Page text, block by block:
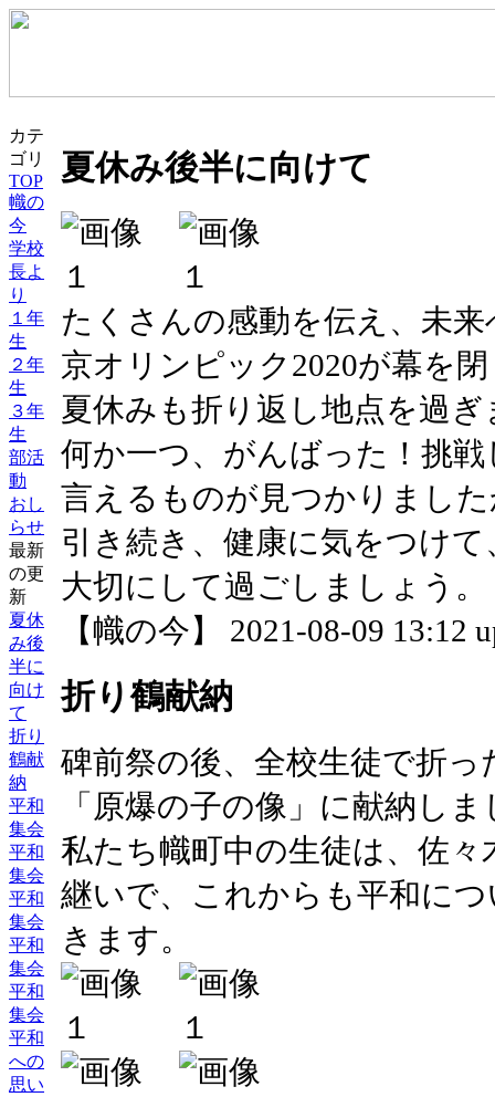
カテ
ゴリ
TOP
幟の
今
学校
長よ
り
１年
生
２年
生
３年
生
部活
動
おし
らせ
最新
の更
新
夏休
み後
半に
向け
て
折り
鶴献
納
平和
集会
平和
集会
平和
集会
平和
集会
平和
集会
平和
への
思い
夏休み後半に向けて
たくさんの感動を伝え、未
京オリンピック2020が幕を
夏休みも折り返し地点を過
何か一つ、がんばった！挑
言えるものが見つかりまし
引き続き、健康に気をつけ
大切にして過ごしましょう。
【幟の今】 2021-08-09 13:12
折り鶴献納
碑前祭の後、全校生徒で折
「原爆の子の像」に献納し
私たち幟町中の生徒は、佐
継いで、これからも平和に
きます。